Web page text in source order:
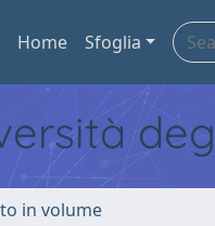
Home Sfoglia
in volume